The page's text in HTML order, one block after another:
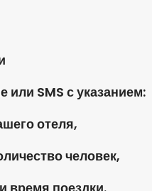
SMS с указанием:
отеля,
человек,